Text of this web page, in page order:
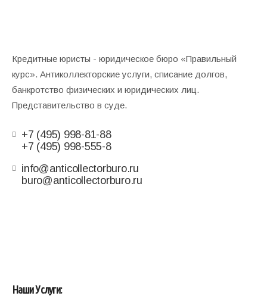
Кредитные юристы - юридическое бюро «Правильный
курс». Антиколлекторские услуги, списание долгов,
банкротство физических и юридических лиц.
Представительство в суде.
+7 (495) 998-81-88
+7 (495) 998-555-8
info@anticollectorburo.ru
buro@anticollectorburo.ru
Наши Услуги: